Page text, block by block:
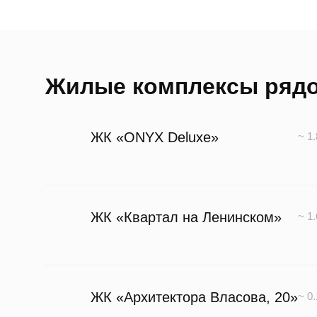
Жилые комплексы
ЖК «ONYX Deluxe» ~
ЖК «Квартал на Ленинском» ~
ЖК «Архитектора Власова, 20»~